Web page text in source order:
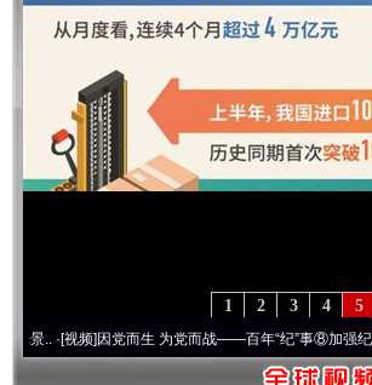
5
4
3
2
1
因党而生 为党而战——百年“纪”事⑧加强纪律..·[视频]